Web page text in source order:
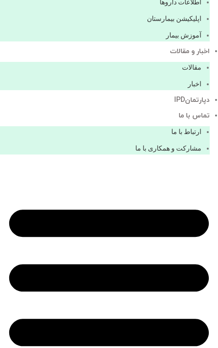
اطلاعات دارو‌ها
اپليكيشن بيمارستان
آموزش بیمار
اخبار و مقالات
مقالات
اخبار
دپارتمانIPD
تماس با ما
ارتباط با ما
مشاركت و همكاری با ما